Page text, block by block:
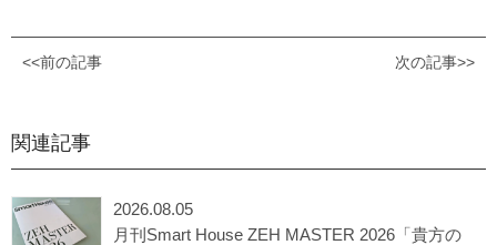
<<前の記事 次の記事>>
関連記事
2026.08.05
月刊Smart House ZEH MASTER 2026「貴方の